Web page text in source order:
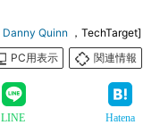
Danny Quinn ，TechTarget]
PC用表示
関連情報
LINE Hatena